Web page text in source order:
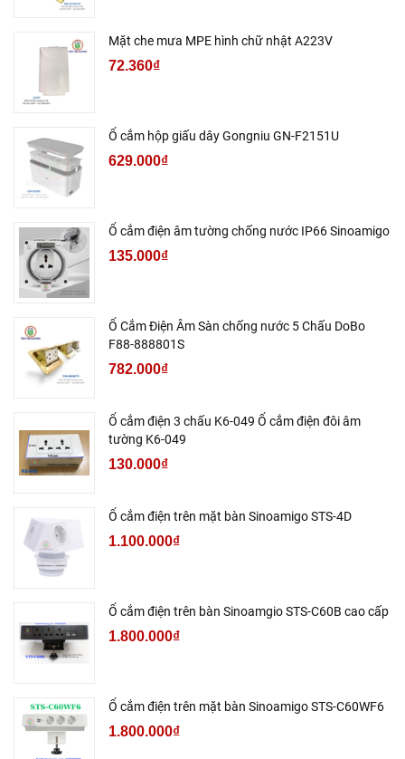
Mặt che mưa MPE hình chữ nhật A223V
72.360₫
Ổ cắm hộp giấu dây Gongniu GN-F2151U
629.000₫
Ổ cắm điện âm tường chống nước IP66 Sinoamigo
135.000₫
Ổ Cắm Điện Âm Sàn chống nước 5 Chấu DoBo
F88-888801S
782.000₫
Ổ cắm điện 3 chấu K6-049 Ổ cắm điện đôi âm
tường K6-049
130.000₫
Ổ cắm điện trên mặt bàn Sinoamigo STS-4D
1.100.000₫
Ổ cắm điện trên bàn Sinoamgio STS-C60B cao cấp
1.800.000₫
Ổ cắm điện trên mặt bàn Sinoamigo STS-C60WF6
1.800.000₫